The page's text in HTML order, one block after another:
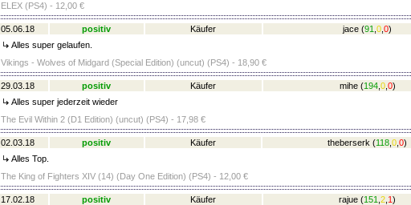
ELEX (PS4) - 12,00 €
05.06.18 positiv Käufer jace (91 0 0)
Alles super gelaufen.
Vikings - Wolves of Midgard (Special Edition) (uncut) (PS4) - 18,90 €
29.03.18 positiv Käufer mihe (194, 0, 0)
Alles super jederzeit wieder
The Evil Within 2 (D1 Edition) (uncut) (PS4) - 17,98 €
02.03.18 positiv Käufer theberserk (118, 0, 0)
Alles Top.
The King of Fighters XIV (14) (Day One Edition) (PS4) - 12,00 €
17.02.18 positiv Käufer rajue (151 2 1)